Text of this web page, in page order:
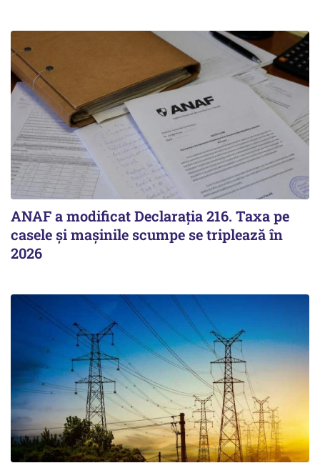
ANAF a modificat Declarația 216. Taxa pe
casele și mașinile scumpe se triplează în
2026